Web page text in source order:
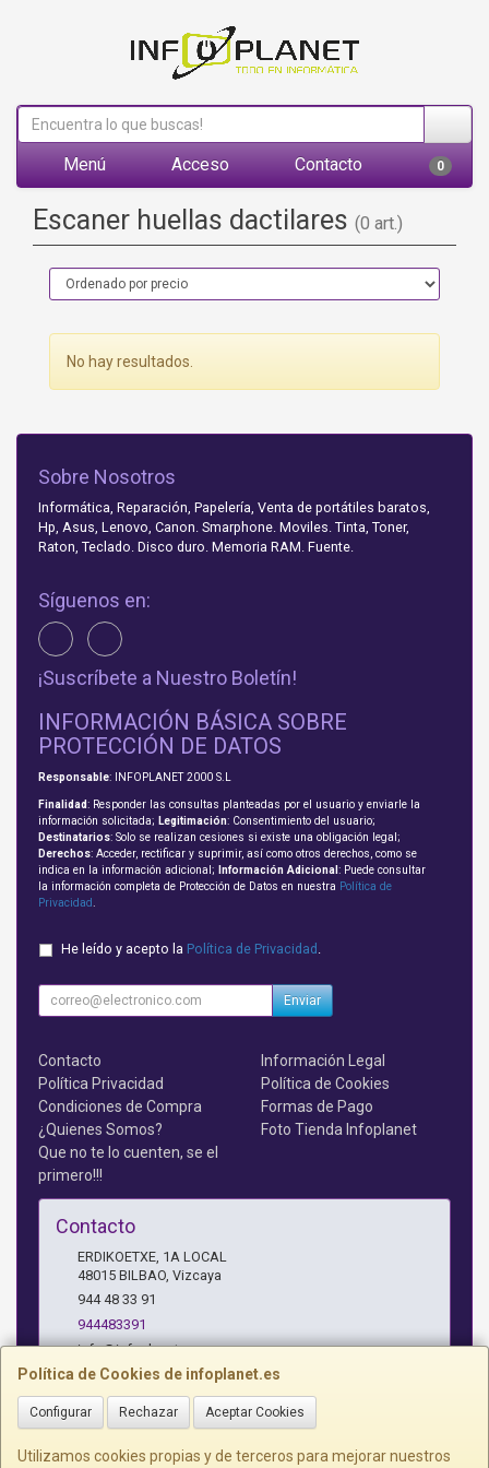
Menú Acceso Contacto 0
Escaner huellas dactilares (0 art.)
No hay resultados.
Política de Cookies de infoplanet.es
Configurar Rechazar Aceptar Cookies
Utilizamos cookies propias y de terceros para mejorar nuestros
Sobre Nosotros
Informática, Reparación, Papelería, Venta de portátiles baratos,
Hp, Asus, Lenovo, Canon. Smarphone. Moviles. Tinta, Toner,
Raton, Teclado. Disco duro. Memoria RAM. Fuente.
Síguenos en:
¡Suscríbete a Nuestro Boletín!
INFORMACIÓN BÁSICA SOBRE
PROTECCIÓN DE DATOS
Responsable: INFOPLANET 2000 S.L
Finalidad: Responder las consultas planteadas por el usuario y enviarle la
información solicitada; Legitimación: Consentimiento del usuario;
Destinatarios: Solo se realizan cesiones si existe una obligación legal;
Derechos: Acceder, rectificar y suprimir, así como otros derechos, como se
indica en la información adicional;
Información Adicional : Puede consultar
la información completa de Protección de Datos en nuestra Política de
Privacidad
He leído y acepto la Política de Privacidad .
Enviar
Contacto
Información Legal
Política Privacidad
Política de Cookies
Condiciones de Compra
Formas de Pago
¿Quienes Somos?
Foto Tienda Infoplanet
Que no te lo cuenten, se el
primero!!!
Contacto
ERDIKOETXE, 1A LOCAL
48015 BILBAO, Vizcaya
944 48 33 91
944483391
info@infoplanet.es
Horario
10 A 14:15 H Y 17:15 A 19:30 H